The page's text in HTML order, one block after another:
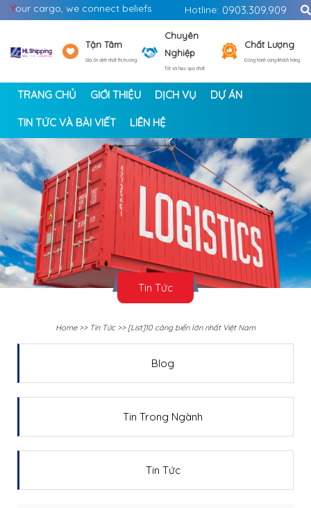
Your cargo, we connect beliefs Hotline: 0903.309.909
Tận Tâm
Giá ổn định nhất thị trường
Chuyên
Nghiệp
Tốt và hiệu quả nhất
Chất Lượng
Đồng hành cùng khách hàng
TRANG CHỦ GIỚI THIỆU DỊCH VỤ DỰ ÁN
TIN TỨC VÀ BÀI VIẾT LIÊN HỆ
< >
Tin Tức
Home>> Tin Tức>> [List]10 cảng biển lớn nhất Việt Nam
Blog
Tin Trong Ngành
Tin Tức